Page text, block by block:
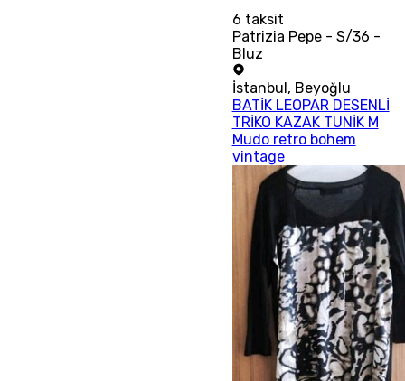
6 taksit
Patrizia Pepe - S/36 -
Bluz
İstanbul, Beyoğlu
BATİK LEOPAR DESENLİ
TRİKO KAZAK TUNİK M
Mudo retro bohem
vintage